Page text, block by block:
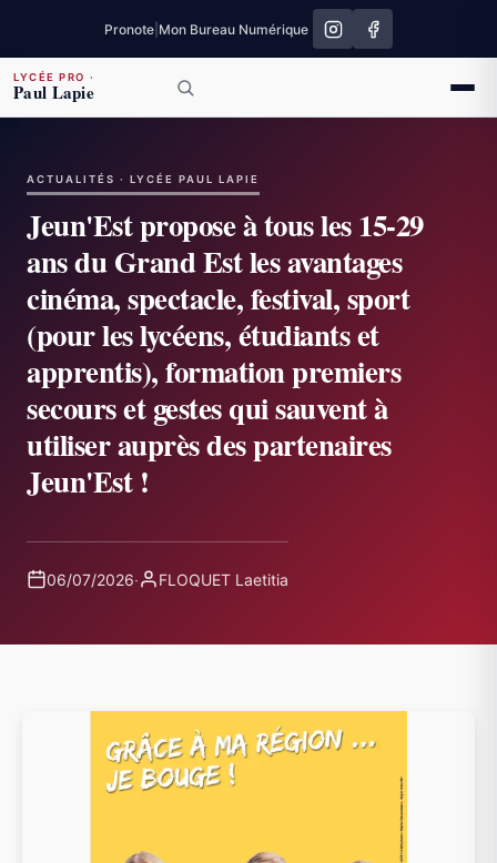
Pronote Mon Bureau Numérique
LYCÉE PRO ·
Paul Lapie
ACTUALITÉS · LYCÉE PAUL LAPIE
Jeun'Est propose à tous les 15-29
ans du Grand Est les avantages
cinéma, spectacle, festival, sport
(pour les lycéens, étudiants et
apprentis), formation premiers
secours et gestes qui sauvent à
utiliser auprès des partenaires
Jeun'Est !
06/07/2026· FLOQUET Laetitia